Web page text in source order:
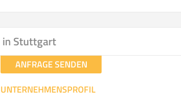
in Stuttgart
ANFRAGE SENDEN
UNTERNEHMENSPROFIL